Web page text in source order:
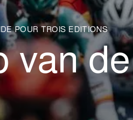
POUR TROIS ÉDITIONS
van